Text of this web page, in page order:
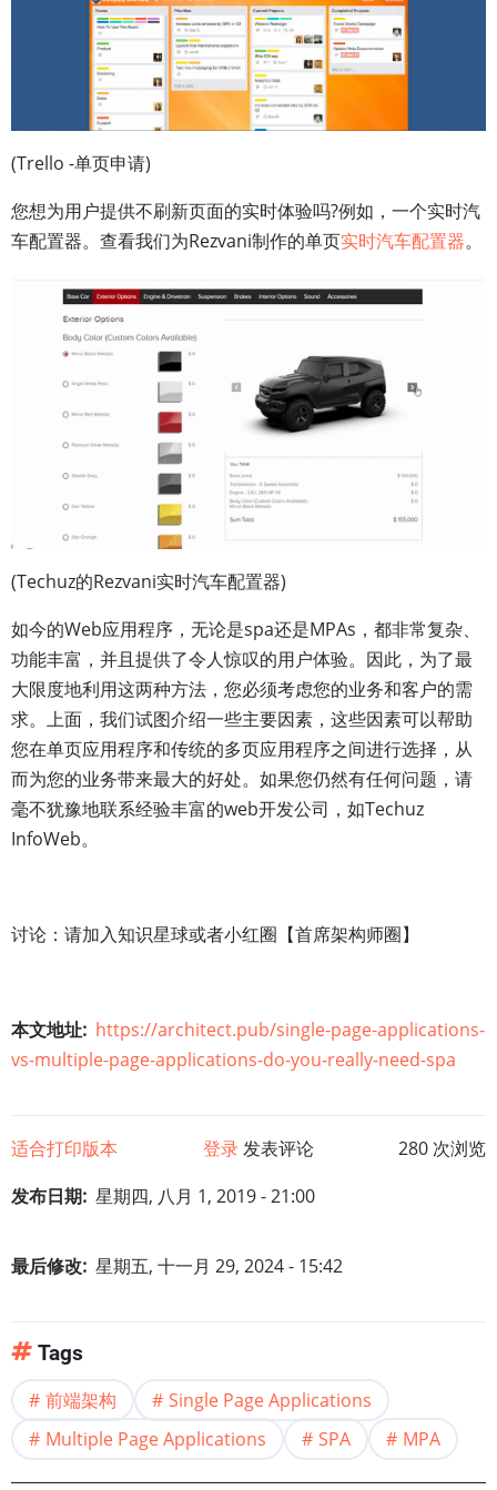
(Trello -单页申请)
您想为用户提供不刷新页面的实时体验吗?例如，一个实时汽
车配置器。查看我们为Rezvani制作的单页实时汽车配置器。
(Techuz的Rezvani实时汽车配置器)
如今的Web应用程序，无论是spa还是MPAs，都非常复杂、
功能丰富，并且提供了令人惊叹的用户体验。因此，为了最
大限度地利用这两种方法，您必须考虑您的业务和客户的需
求。上面，我们试图介绍一些主要因素，这些因素可以帮助
您在单页应用程序和传统的多页应用程序之间进行选择，从
而为您的业务带来最大的好处。如果您仍然有任何问题，请
毫不犹豫地联系经验丰富的web开发公司，如Techuz
InfoWeb。
讨论：请加入知识星球或者小红圈【首席架构师圈】
本文地址 https://architect.pub/single-page-applications-
vs-multiple-page-applications-do-you-really-need-spa
适合打印版本 登录发表评论
280 次浏览
发布日期 星期四, 八月 1, 2019 - 21:00
最后修改 星期五, 十一月 29, 2024 - 15:42
Tags
前端架构
Single Page Applications
Multiple Page Applications
SPA MPA